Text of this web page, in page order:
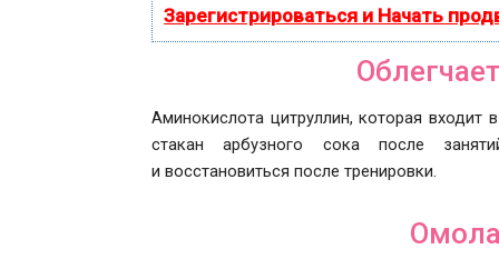
Зарегистрироваться и Начать
Аминокислота цитруллин, которая
стакан арбузного сока после
и восстановиться после тренировки.